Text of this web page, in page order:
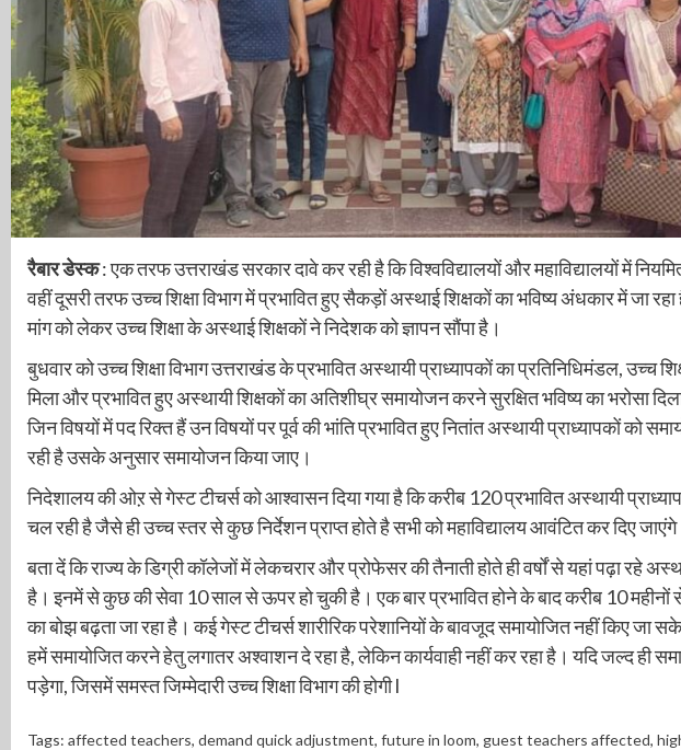
रैबार डेस्क: एक तरफ उत्तराखंड सरकार दावे कर रही है कि विश्वविद्यालयों और महाविद्यालयों में
वहीं दूसरी तरफ उच्च शिक्षा विभाग में प्रभावित हुए सैकड़ों अस्थाई शिक्षकों का भविष्य अंधकार में जा
मांग को लेकर उच्च शिक्षा के अस्थाई शिक्षकों ने निदेशक को ज्ञापन सौंपा है।
बुधवार को उच्च शिक्षा विभाग उत्तराखंड के प्रभावित अस्थायी प्राध्यापकों का प्रतिनिधिमंडल, उच्च
मिला और प्रभावित हुए अस्थायी शिक्षकों का अतिशीघ्र समायोजन करने सुरक्षित भविष्य का भरोसा
जिन विषयों में पद रिक्त हैं उन विषयों पर पूर्व की भांति प्रभावित हुए नितांत अस्थायी प्राध्यापकों को
रही है उसके अनुसार समायोजन किया जाए।
निदेशालय की ओऱ से गेस्ट टीचर्स को आश्वासन दिया गया है कि करीब 120 प्रभावित अस्थायी
चल रही है जैसे ही उच्च स्तर से कुछ निर्देशन प्राप्त होते है सभी को महाविद्यालय आवंटित कर दिए
बता दें कि राज्य के डिग्री कॉलेजों में लेकचरार और प्रोफेसर की तैनाती होते ही वर्षों से यहां पढ़ा रहे
है। इनमें से कुछ की सेवा 10 साल से ऊपर हो चुकी है। एक बार प्रभावित होने के बाद करीब 10
का बोझ बढ़ता जा रहा है। कई गेस्ट टीचर्स शारीरिक परेशानियों के बावजूद समायोजित नहीं किए जा
हमें समायोजित करने हेतु लगातर अश्वाशन दे रहा है, लेकिन कार्यवाही नहीं कर रहा है। यदि जल्द ही
पड़ेगा, जिसमें समस्त जिम्मेदारी उच्च शिक्षा विभाग की होगी l
Tags: affected teachers, demand quick adjustment, future in loom, guest teachers affected,